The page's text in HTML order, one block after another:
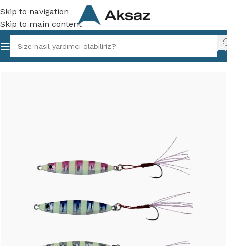
Skip to navigation
Skip to main content
/ Vibrasyon ve Maket Yemler Suni ve Maket Yemler